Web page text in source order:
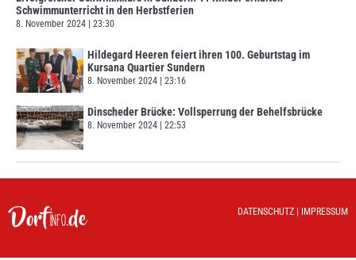
Schwimmunterricht in den Herbstferien
8. November 2024 23:30
Hildegard Heeren feiert ihren 100. Geburtstag im
Kursana Quartier Sundern
8. November 2024 23:16
Dinscheder Brücke: Vollsperrung der Behelfsbrücke
8. November 2024 22:53
DATENSCHUTZ IMPRESSUM